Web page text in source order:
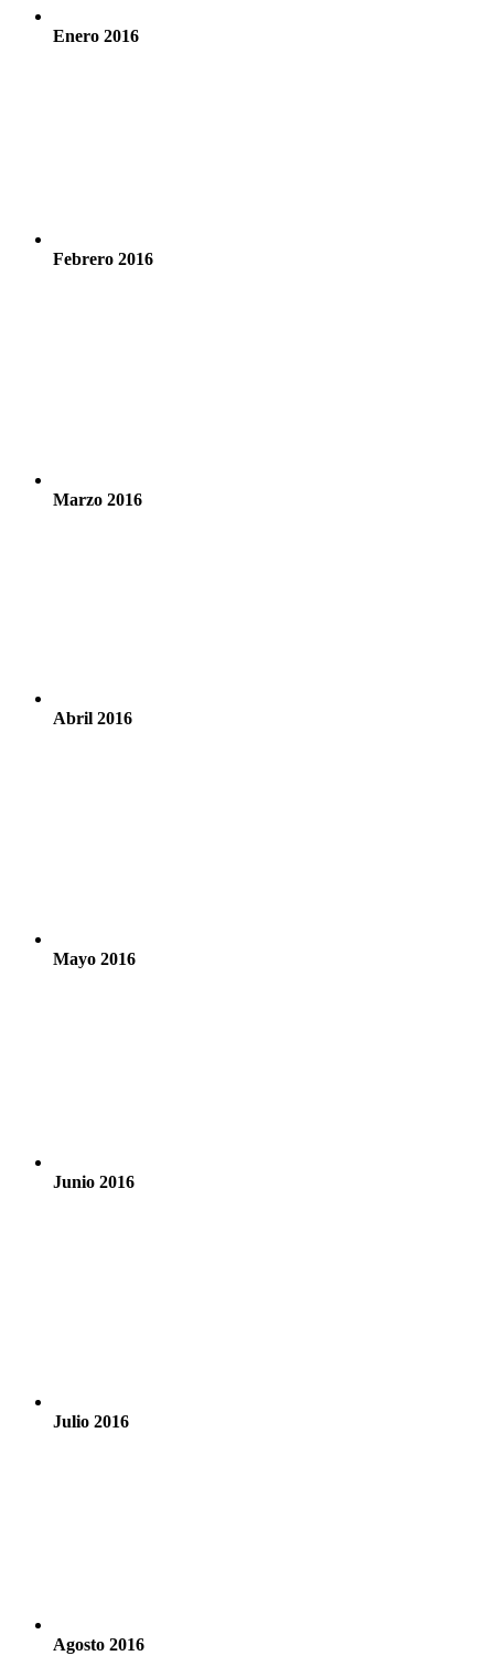
Enero 2016
Febrero 2016
Marzo 2016
Abril 2016
Mayo 2016
Junio 2016
Julio 2016
Agosto 2016